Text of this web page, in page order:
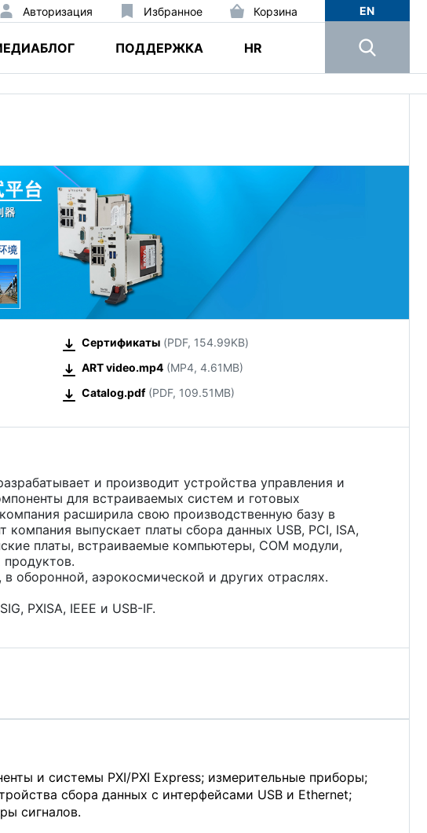
Избранное
Авторизация Корзина
ПОДДЕРЖКА HR
EN
Сертификаты (PDF, 154.99KB)
ART video.mp4 (MP4, 4.61MB)
Catalog.pdf(PDF, 109.51MB)
и производит устройства управления и
для встраиваемых систем и готовых
расширила свою производственную базу в
выпускает платы сбора данных USB, PCI, ISA,
платы, встраиваемые компьютеры, СОМ модули,
оборонной, аэрокосмической и других отраслях.
PXISA, IEEE и USB-IF.
и системы PXI/PXI Express; измерительные приборы;
сбора данных с интерфейсами USB и Ethernet;
сигналов.